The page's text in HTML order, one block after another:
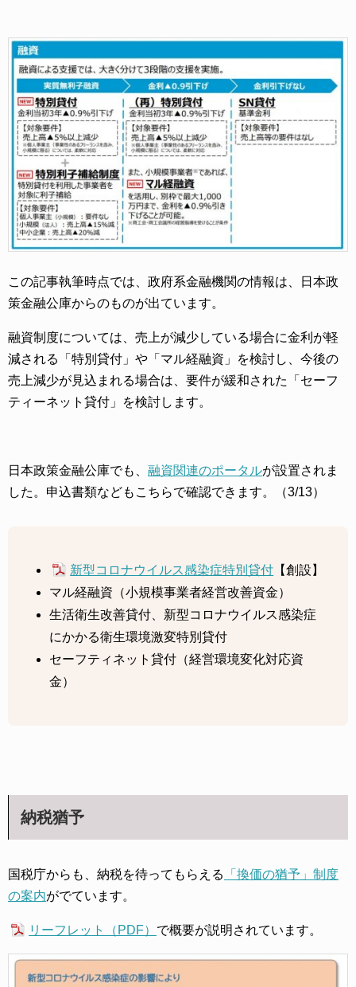
この記事執筆時点では、政府系金融機関の情報は、日本政
策金融公庫からのものが出ています。
融資制度については、売上が減少している場合に金利が軽
減される「特別貸付」や「マル経融資」を検討し、今後の
売上減少が見込まれる場合は、要件が緩和された「セーフ
ティーネット貸付」を検討します。
日本政策金融公庫でも、 融資関連のポータルが設置されま
した。申込書類などもこちらで確認できます。（3/13）
新型コロナウイルス感染症特別貸付 【創設】
マル経融資（小規模事業者経営改善資金）
生活衛生改善貸付、新型コロナウイルス感染症
にかかる衛生環境激変特別貸付
セーフティネット貸付（経営環境変化対応資
金）
納税猶予
国税庁からも、納税を待ってもらえる
「換価の猶予」制度
の案内がでています。
リーフレット（PDF） で概要が説明されています。